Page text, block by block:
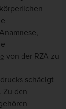
von der RZA zu
schädigt
Zu den